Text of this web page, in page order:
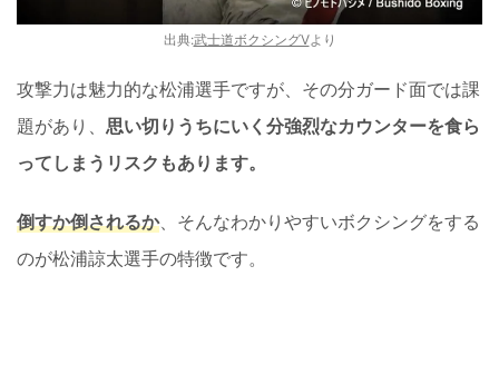
出典:武士道ボクシングVより
攻撃力は魅力的な松浦選手ですが、その分ガード面では課
題があり、 思い切りうちにいく分強烈なカウンターを食ら
ってしまうリスクもあります。
倒すか倒されるか、そんなわかりやすいボクシングをする
のが松浦諒太選手の特徴です。